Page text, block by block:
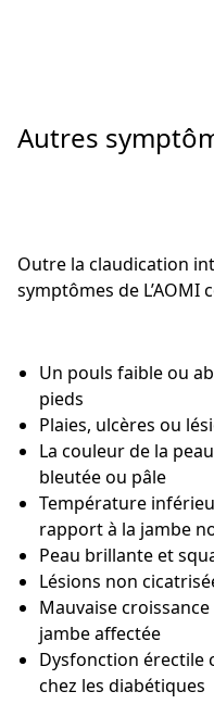
Autres
Outre la claudication
symptômes de L’AOMI
Un pouls faible ou
pieds
Plaies, ulcères ou
La couleur de la
bleutée ou pâle
Température
rapport à la jambe
Peau brillante et
Lésions non
Mauvaise
jambe affectée
Dysfonction érectile
chez les diabétiques